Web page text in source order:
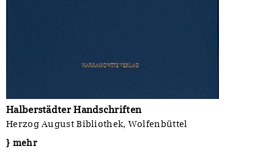
Halberstädter Handschriften
Herzog August Bibliothek, Wolfenbüttel
} mehr